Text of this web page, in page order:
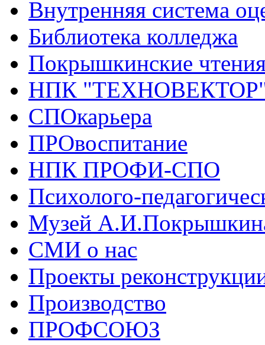
Внутренняя система
Библиотека колледжа
Покрышкинские
НПК
СПОкарьера
ПРОвоспитание
НПК ПРОФИ-СПО
Психолого-
Музей
СМИ о нас
Проекты
Производство
ПРОФСОЮЗ